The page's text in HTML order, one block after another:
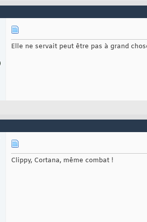
Elle ne servait peut être pas à grand
Clippy, Cortana, même combat !